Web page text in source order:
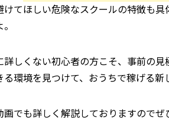
けてほしい危険なスクールの特徴も
詳しくない初心者の方こそ、事前の見
る環境を見つけて、おうちで稼げる新
画でも詳しく解説しておりますのでぜ